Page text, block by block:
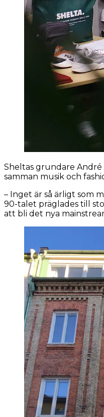
Sheltas grundare
samman musik och
– Inget är så ärligt som
90-talet präglades till
att bli det nya